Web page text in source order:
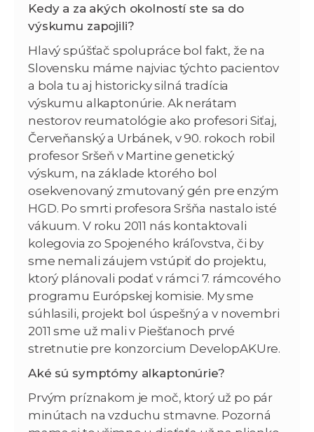
Kedy a za akých okolností ste sa do
výskumu zapojili?
Hlavý spúšťač spolupráce bol fakt, že na
Slovensku máme najviac týchto pacientov
a bola tu aj historicky silná tradícia
výskumu alkaptonúrie. Ak nerátam
nestorov reumatológie ako profesori Siťaj,
Červeňanský a Urbánek, v 90. rokoch robil
profesor Sršeň v Martine genetický
výskum, na základe ktorého bol
osekvenovaný zmutovaný gén pre enzým
HGD. Po smrti profesora Sršňa nastalo isté
vákuum. V roku 2011 nás kontaktovali
kolegovia zo Spojeného kráľovstva, či by
sme nemali záujem vstúpiť do projektu,
ktorý plánovali podať v rámci 7. rámcového
programu Európskej komisie. My sme
súhlasili, projekt bol úspešný a v novembri
2011 sme už mali v Piešťanoch prvé
stretnutie pre konzorcium DevelopAKUre.
Aké sú symptómy alkaptonúrie?
Prvým príznakom je moč, ktorý už po pár
minútach na vzduchu stmavne. Pozorná